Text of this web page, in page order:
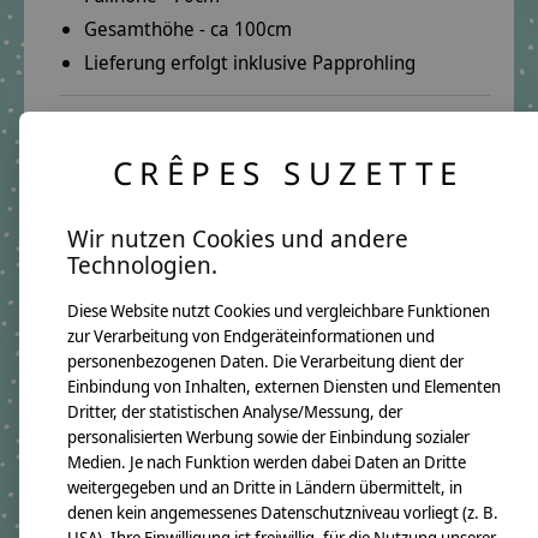
Gesamthöhe - ca 100cm
Lieferung erfolgt inklusive Papprohling
Herzliche Beratung per E-Mail oder Telefon:
Telefon:+49 221 2616939
Schnelle Lieferung:
In wenigen Tagen kannst Du deine Schultüte in
deinen Händen halten.
Über 10 Jahre Erfahrung:
Auf unsere Qualität ist Verlass.
Lange Freude garantiert.
Produktangaben:
CRÊPES SUZETTE
Wir nutzen Cookies und andere
Technologien.
Diese Website nutzt Cookies und vergleichbare Funktionen
zur Verarbeitung von Endgeräteinformationen und
personenbezogenen Daten. Die Verarbeitung dient der
Einbindung von Inhalten, externen Diensten und Elementen
Dritter, der statistischen Analyse/Messung, der
personalisierten Werbung sowie der Einbindung sozialer
Medien. Je nach Funktion werden dabei Daten an Dritte
weitergegeben und an Dritte in Ländern übermittelt, in
denen kein angemessenes Datenschutzniveau vorliegt (z. B.